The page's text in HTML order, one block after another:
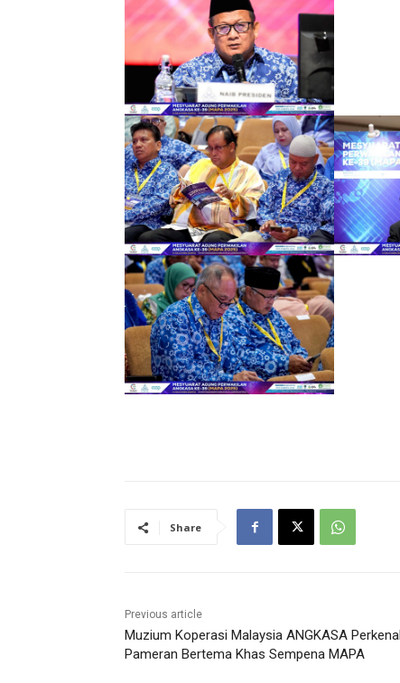
Share
Previous article
Muzium Koperasi Malaysia ANGKASA Perkenal
Pameran Bertema Khas Sempena MAPA